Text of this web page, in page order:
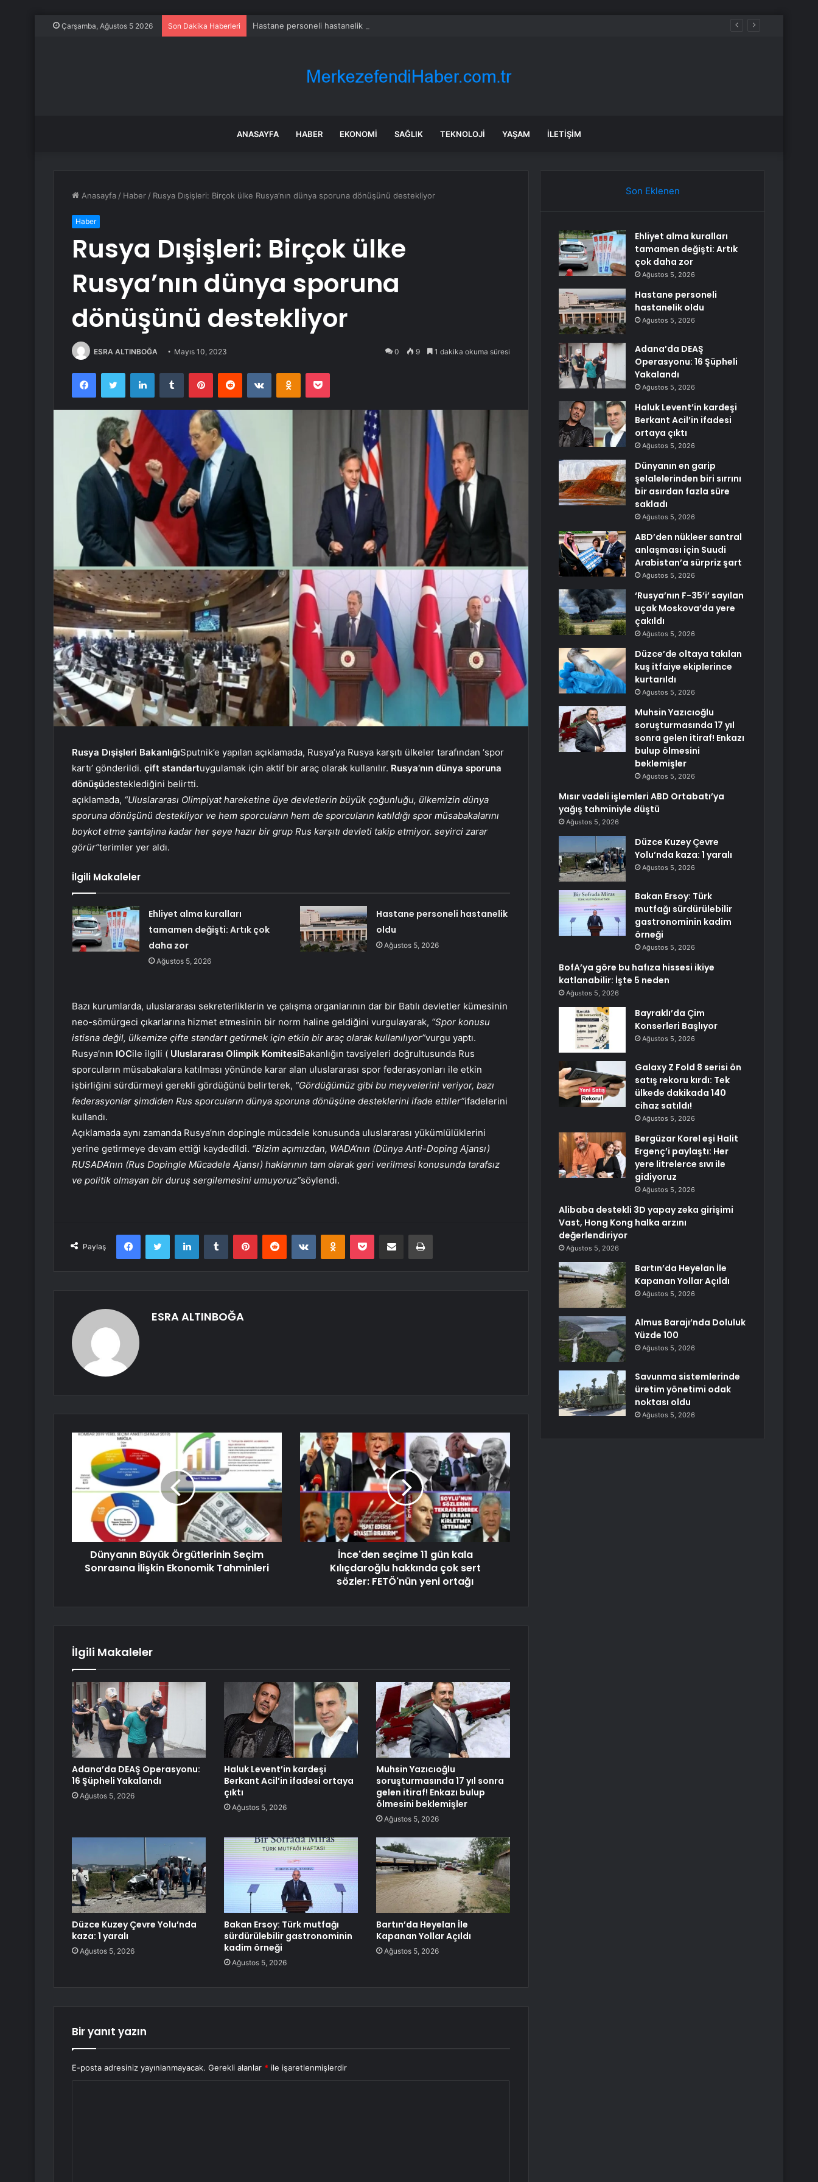
Çarşamba, Ağustos 5 2026 Son Dakika Haberleri Hastane personeli hastanelik oldu
ANASAYFA HABER EKONOMI SAĞLIK TEKNOLOJI YAŞAM İLETIŞIM
Anasayfa / Haber / Rusya Dışişleri: Birçok ülke Rusya’nın dünya sporuna dönüşünü destekliyor
Haber
Rusya Dışişleri: Birçok ülke
Rusya’nın dünya sporuna
dönüşünü destekliyor
ESRA ALTINBOĞA Mayıs 10, 2023 0 9 1 dakika okuma süresi
FacebookTwitter LinkedInTumblr PinterestReddit VKontakteOdnoklassniki
Pocket
Rusya Dışişleri BakanlığıSputnik’e yapılan açıklamada, Rusya’ya Rusya karşıtı ülkeler tarafından ‘spor
kartı’ gönderildi. çift standartuygulamak için aktif bir araç olarak kullanılır. Rusya’nın dünya sporuna
dönüşüdesteklediğini belirtti.
açıklamada, “Uluslararası Olimpiyat hareketine üye devletlerin büyük çoğunluğu, ülkemizin dünya
sporuna dönüşünü destekliyor ve hem sporcuların hem de sporcuların katıldığı spor müsabakalarını
boykot etme şantajına kadar her şeye hazır bir grup Rus karşıtı devleti takip etmiyor. seyirci zarar
görür”terimler yer aldı.
İlgili Makaleler
Ehliyet alma kuralları
tamamen değişti: Artık çok
daha zor
Ağustos 5, 2026
Hastane personeli hastanelik
oldu
Ağustos 5, 2026
Bazı kurumlarda, uluslararası sekreterliklerin ve çalışma organlarının dar bir Batılı devletler kümesinin
neo-sömürgeci çıkarlarına hizmet etmesinin bir norm haline geldiğini vurgulayarak, “Spor konusu
istisna değil, ülkemize çifte standart getirmek için etkin bir araç olarak kullanılıyor”vurgu yaptı.
Rusya’nın IOCile ilgili ( Uluslararası Olimpik KomitesiBakanlığın tavsiyeleri doğrultusunda Rus
sporcuların müsabakalara katılması yönünde karar alan uluslararası spor federasyonları ile etkin
işbirliğini sürdürmeyi gerekli gördüğünü belirterek, “Gördüğümüz gibi bu meyvelerini veriyor, bazı
federasyonlar şimdiden Rus sporcuların dünya sporuna dönüşüne desteklerini ifade ettiler”ifadelerini
kullandı.
Açıklamada aynı zamanda Rusya’nın dopingle mücadele konusunda uluslararası yükümlülüklerini
yerine getirmeye devam ettiği kaydedildi. “Bizim açımızdan, WADA’nın (Dünya Anti-Doping Ajansı)
RUSADA’nın (Rus Dopingle Mücadele Ajansı) haklarının tam olarak geri verilmesi konusunda tarafsız
ve politik olmayan bir duruş sergilemesini umuyoruz”söylendi.
Paylaş
FacebookTwitter LinkedInTumblr PinterestReddit VKontakteOdnoklassniki
Pocket E-Posta ile paylaş Yazdır
ESRA ALTINBOĞA
Dünyanın Büyük Örgütlerinin Seçim
Sonrasına İlişkin Ekonomik Tahminleri
İnce'den seçime 11 gün kala
Kılıçdaroğlu hakkında çok sert
sözler: FETÖ'nün yeni ortağı
İlgili Makaleler
Adana’da DEAŞ Operasyonu:
16 Şüpheli Yakalandı
Ağustos 5, 2026
Haluk Levent’in kardeşi
Berkant Acil’in ifadesi ortaya
çıktı
Ağustos 5, 2026
Muhsin Yazıcıoğlu
soruşturmasında 17 yıl sonra
gelen itiraf! Enkazı bulup
ölmesini beklemişler
Ağustos 5, 2026
Düzce Kuzey Çevre Yolu’nda
kaza: 1 yaralı
Ağustos 5, 2026
Bakan Ersoy: Türk mutfağı
sürdürülebilir gastronominin
kadim örneği
Ağustos 5, 2026
Bartın’da Heyelan İle
Kapanan Yollar Açıldı
Ağustos 5, 2026
Bir yanıt yazın
E-posta adresiniz yayınlanmayacak. Gerekli alanlar * ile işaretlenmişlerdir
Son Eklenen
Ehliyet alma kuralları
tamamen değişti: Artık
çok daha zor
Ağustos 5, 2026
Hastane personeli
hastanelik oldu
Ağustos 5, 2026
Adana’da DEAŞ
Operasyonu: 16 Şüpheli
Yakalandı
Ağustos 5, 2026
Haluk Levent’in kardeşi
Berkant Acil’in ifadesi
ortaya çıktı
Ağustos 5, 2026
Dünyanın en garip
şelalelerinden biri sırrını
bir asırdan fazla süre
sakladı
Ağustos 5, 2026
ABD’den nükleer santral
anlaşması için Suudi
Arabistan’a sürpriz şart
Ağustos 5, 2026
‘Rusya’nın F-35’i’ sayılan
uçak Moskova’da yere
çakıldı
Ağustos 5, 2026
Düzce’de oltaya takılan
kuş itfaiye ekiplerince
kurtarıldı
Ağustos 5, 2026
Muhsin Yazıcıoğlu
soruşturmasında 17 yıl
sonra gelen itiraf! Enkazı
bulup ölmesini
beklemişler
Ağustos 5, 2026
Mısır vadeli işlemleri ABD Ortabatı’ya
yağış tahminiyle düştü
Ağustos 5, 2026
Düzce Kuzey Çevre
Yolu’nda kaza: 1 yaralı
Ağustos 5, 2026
Bakan Ersoy: Türk
mutfağı sürdürülebilir
gastronominin kadim
örneği
Ağustos 5, 2026
BofA’ya göre bu hafıza hissesi ikiye
katlanabilir: İşte 5 neden
Ağustos 5, 2026
Bayraklı’da Çim
Konserleri Başlıyor
Ağustos 5, 2026
Galaxy Z Fold 8 serisi ön
satış rekoru kırdı: Tek
ülkede dakikada 140
cihaz satıldı!
Ağustos 5, 2026
Bergüzar Korel eşi Halit
Ergenç’i paylaştı: Her
yere litrelerce sıvı ile
gidiyoruz
Ağustos 5, 2026
Alibaba destekli 3D yapay zeka girişimi
Vast, Hong Kong halka arzını
değerlendiriyor
Ağustos 5, 2026
Bartın’da Heyelan İle
Kapanan Yollar Açıldı
Ağustos 5, 2026
Almus Barajı’nda Doluluk
Yüzde 100
Ağustos 5, 2026
Savunma sistemlerinde
üretim yönetimi odak
noktası oldu
Ağustos 5, 2026